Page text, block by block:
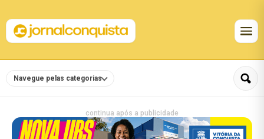
Navegue pelas categorias
continua após a publicidade